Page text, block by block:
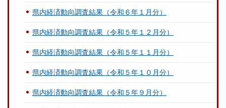
県内経済動向調査結果（令和６年１月分）
県内経済動向調査結果（令和５年１２月分）
県内経済動向調査結果（令和５年１１月分）
県内経済動向調査結果（令和５年１０月分）
県内経済動向調査結果（令和５年９月分）